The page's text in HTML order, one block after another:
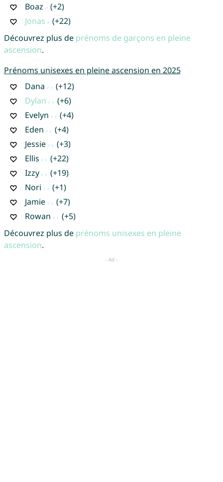
Boaz
(+2)
Jonas
(+22)
Découvrez plus de prénoms de garçons en pleine
ascension.
Prénoms unisexes en pleine ascension en 2025
Dana
(+12)
Dylan
(+6)
Evelyn
(+4)
Eden
(+4)
Jessie
(+3)
Ellis
(+22)
Izzy
(+19)
Nori
(+1)
Jamie
(+7)
Rowan
(+5)
Découvrez plus de prénoms unisexes en pleine
ascension.